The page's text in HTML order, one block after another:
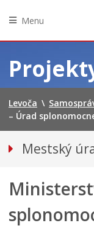
obsah
Menu
Levoča \
– Úrad
Mestský
Prednosta
Klientske